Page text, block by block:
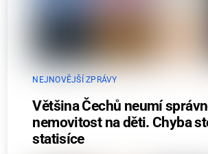
NEJNOVĚJŠÍ ZPRÁVY
Většina Čechů neumí
nemovitost na děti. Chyba
statisíce